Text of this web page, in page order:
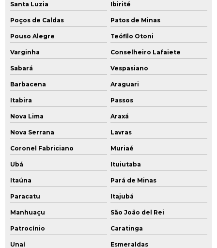
Plano de desativação cetesb
Plano de desativação e declaração de encerramento
Plano de desativação do empreendimento cetesb
Plano de desativação de empreendimento
Plano de desativação de posto de combustível
Plano de gerenciamento ambiental
Plano de intervenção ambiental
Plano de intervenção áreas contaminadas
Plano de investigação confirmatória
Poço de monitoramento de água subterrânea
Poço de monitoramento ambiental
Santa Luzia Ibirité
Poços de Caldas Patos de Minas
Pouso Alegre Teófilo Otoni
Varginha Conselheiro Lafaiete
Sabará Vespasiano
Barbacena Araguari
Itabira Passos
Nova Lima Araxá
Nova Serrana Lavras
Coronel Fabriciano Muriaé
Ubá Ituiutaba
Itaúna Pará de Minas
Paracatu Itajubá
Manhuaçu São João del Rei
Patrocínio Caratinga
Unaí Esmeraldas